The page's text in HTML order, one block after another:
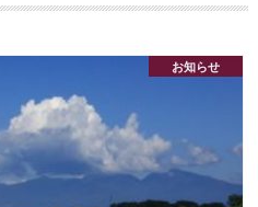
お知らせ